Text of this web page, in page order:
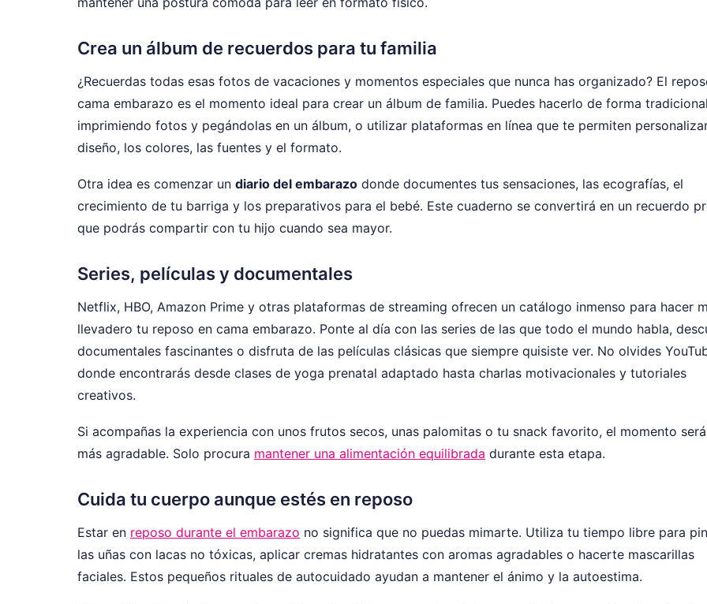
Crea un álbum de recuerdos para tu familia
¿Recuerdas todas esas fotos de vacaciones y momentos especiales que nunca has organizado? El
cama embarazo es el momento ideal para crear un álbum de familia. Puedes hacerlo de forma
imprimiendo fotos y pegándolas en un álbum, o utilizar plataformas en línea que te permiten
diseño, los colores, las fuentes y el formato.
Otra idea es comenzar un diario del embarazo donde documentes tus sensaciones, las ecografías, el
crecimiento de tu barriga y los preparativos para el bebé. Este cuaderno se convertirá en un recuerdo
que podrás compartir con tu hijo cuando sea mayor.
Series, películas y documentales
Netflix, HBO, Amazon Prime y otras plataformas de streaming ofrecen un catálogo inmenso para hacer
llevadero tu reposo en cama embarazo. Ponte al día con las series de las que todo el mundo habla,
documentales fascinantes o disfruta de las películas clásicas que siempre quisiste ver. No olvides
donde encontrarás desde clases de yoga prenatal adaptado hasta charlas motivacionales y tutoriales
creativos.
Si acompañas la experiencia con unos frutos secos, unas palomitas o tu snack favorito, el momento
más agradable. Solo procura mantener una alimentación equilibrada durante esta etapa.
Cuida tu cuerpo aunque estés en reposo
Estar en reposo durante el embarazo no significa que no puedas mimarte. Utiliza tu tiempo libre para
las uñas con lacas no tóxicas, aplicar cremas hidratantes con aromas agradables o hacerte mascarillas
faciales. Estos pequeños rituales de autocuidado ayudan a mantener el ánimo y la autoestima.